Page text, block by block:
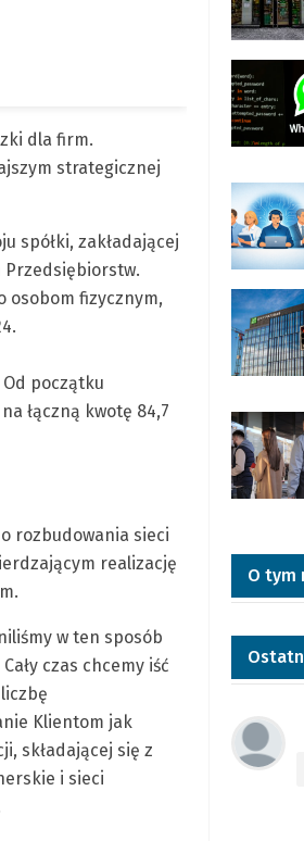
dla firm.
strategicznej
spółki, zakładającej
Przedsiębiorstw.
osobom fizycznym,
początku
łączną kwotę 84,7
rozbudowania sieci
realizację
w ten sposób
czas chcemy iść
Klientom jak
składającej się z
i sieci
O tym